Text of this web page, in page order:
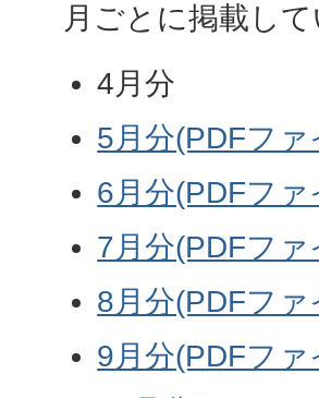
月ごとに掲載して
4月分
5月分(PDFフ
6月分(PDFフ
7月分(PDFフ
8月分(PDFフ
9月分(PDFフ